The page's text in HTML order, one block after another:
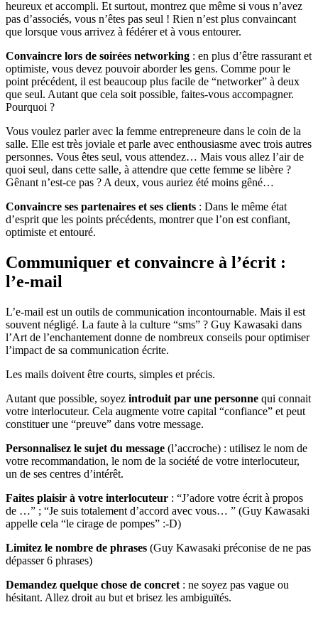
heureux et accompli. Et surtout, montrez que même si vous n’avez
pas d’associés, vous n’êtes pas seul ! Rien n’est plus convaincant
que lorsque vous arrivez à fédérer et à vous entourer.
Convaincre lors de soirées networking : en plus d’être rassurant et
optimiste, vous devez pouvoir aborder les gens. Comme pour le
point précédent, il est beaucoup plus facile de “networker” à deux
que seul. Autant que cela soit possible, faites-vous accompagner.
Pourquoi ?
Vous voulez parler avec la femme entrepreneure dans le coin de la
salle. Elle est très joviale et parle avec enthousiasme avec trois autres
personnes. Vous êtes seul, vous attendez… Mais vous allez l’air de
quoi seul, dans cette salle, à attendre que cette femme se libère ?
Gênant n’est-ce pas ? A deux, vous auriez été moins gêné…
Convaincre ses partenaires et ses clients : Dans le même état
d’esprit que les points précédents, montrer que l’on est confiant,
optimiste et entouré.
Communiquer et convaincre à l’écrit :
l’e-mail
L’e-mail est un outils de communication incontournable. Mais il est
souvent négligé. La faute à la culture “sms” ? Guy Kawasaki dans
l’Art de l’enchantement donne de nombreux conseils pour optimiser
l’impact de sa communication écrite.
Les mails doivent être courts, simples et précis.
Autant que possible, soyez introduit par une personne qui connait
votre interlocuteur. Cela augmente votre capital “confiance” et peut
constituer une “preuve” dans votre message.
Personnalisez le sujet du message (l’accroche) : utilisez le nom de
votre recommandation, le nom de la société de votre interlocuteur,
un de ses centres d’intérêt.
Faites plaisir à votre interlocuteur : “J’adore votre écrit à propos
de …” ; “Je suis totalement d’accord avec vous… ” (Guy Kawasaki
appelle cela “le cirage de pompes” :-D)
Limitez le nombre de phrases (Guy Kawasaki préconise de ne pas
dépasser 6 phrases)
Demandez quelque chose de concret : ne soyez pas vague ou
hésitant. Allez droit au but et brisez les ambiguïtés.